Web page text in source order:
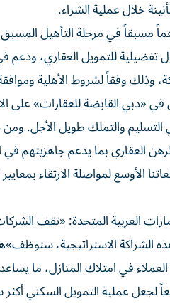
خلال عملية الشراء.
في مرحلة التأهيل
تفضيلية للتمويل العقاري، ودعم
وذلك وفقاً لشروط الأهلية
القابضة للعقارات» على
التسليم والتملك طويل الأجل.
العقاري بما يدعم جاهزيتهم في
الأوسع لمواصلة الارتقاء
العربية المتحدة: «تقف
الشراكة الاستراتيجية،
في امتلاك المنازل، ما
لجعل عملية التمويل السكني